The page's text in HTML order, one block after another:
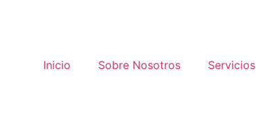
Inicio Sobre Nosotros Servicios